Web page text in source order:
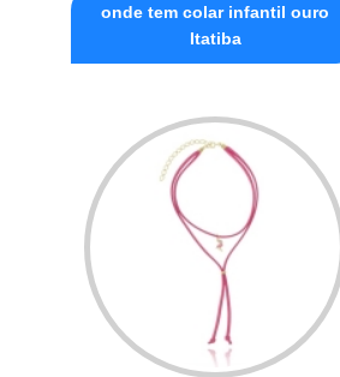
onde tem colar infantil ouro
Itatiba